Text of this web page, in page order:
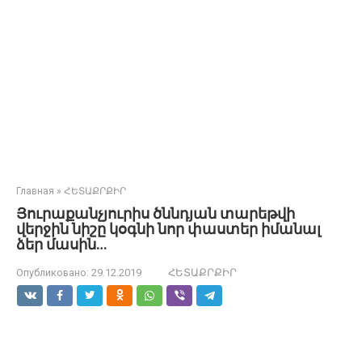
Главная » ՀԵՏԱՔՐՔԻՐ
Յուրաքանչյուրիս ծննդյան տարեթվի
վերջին նիշը կօգնի նոր փաստեր իմանալ
ձեր մասին…
Опубликовано: 29.12.2019 ՀԵՏԱՔՐՔԻՐ